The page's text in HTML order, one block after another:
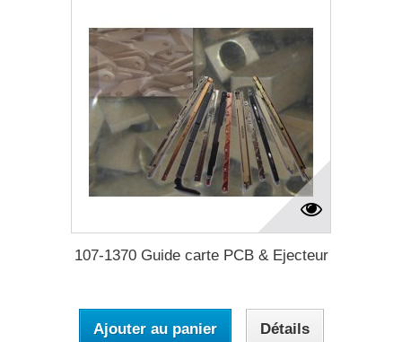
107-1370 Guide carte PCB & Ejecteur
Ajouter au panier Détails